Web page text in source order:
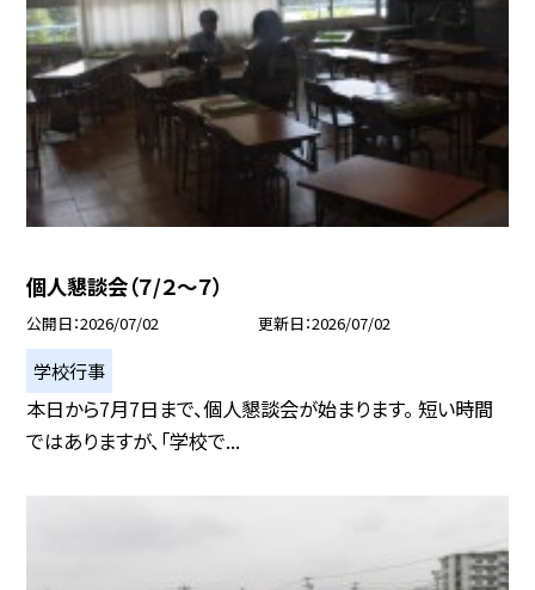
個人懇談会（７/２～７）
公開日 2026/07/02 更新日 2026/07/02
学校行事
本日から7月7日まで、個人懇談会が始まります。 短い時間
ではありますが、「学校で...